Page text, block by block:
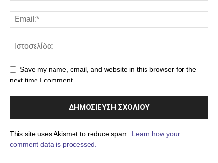
Save my name, email, and website in this browser for the
next time I comment.
This site uses Akismet to reduce spam. Learn how your
comment data is processed.